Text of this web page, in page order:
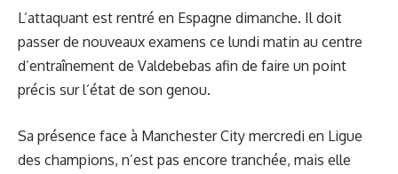
L’attaquant est rentré en Espagne dimanche. Il doit
passer de nouveaux examens ce lundi matin au centre
d’entraînement de Valdebebas afin de faire un point
précis sur l’état de son genou.
Sa présence face à Manchester City mercredi en Ligue
des champions, n’est pas encore tranchée, mais elle